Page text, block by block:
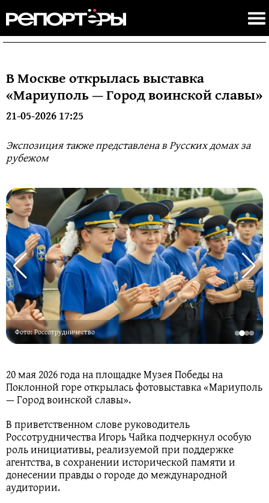
В Москве открылась выставка
«Мариуполь — Город воинской славы»
21-05-2026 17:25
Экспозиция также представлена в Русских домах за
рубежом
Фото: Россотрудничество
20 мая 2026 года на площадке Музея Победы на
Поклонной горе открылась фотовыставка «Мариуполь
— Город воинской славы».
В приветственном слове руководитель
Россотрудничества Игорь Чайка подчеркнул особую
роль инициативы, реализуемой при поддержке
агентства, в сохранении исторической памяти и
донесении правды о городе до международной
аудитории.